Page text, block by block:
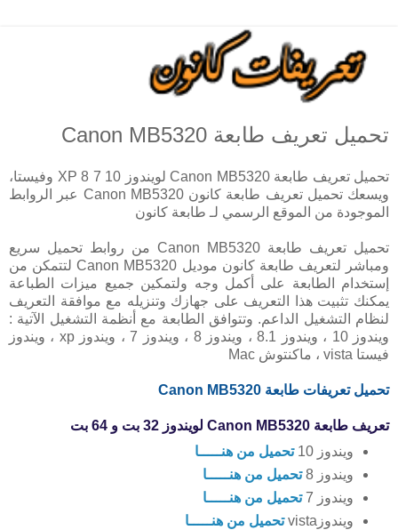
تحميل تعريف طابعة Canon MB5320
تحميل تعريف طابعة Canon MB5320 لويندوز 10 7 8 XP وفيستا،
ويسعك تحميل تعريف طابعة كانون Canon MB5320 عبر الروابط
الموجودة من الموقع الرسمي لـ طابعة كانون
تحميل تعريف طابعة Canon MB5320 من روابط تحميل سريع
ومباشر لتعريف طابعة كانون موديل Canon MB5320 لتتمكن من
إستخدام الطابعة على أكمل وجه ولتمكين جميع ميزات الطباعة
يمكنك تثبيت هذا التعريف على جهازك وتنزيله مع موافقة التعريف
لنظام التشغيل الداعم. وتتوافق الطابعة مع أنظمة التشغيل الآتية :
ويندوز 10 ، ويندوز 8.1 ، ويندوز 8 ، ويندوز 7 ، ويندوز xp ، ويندوز
فيستا vista ، ماكنتوش Mac
تحميل تعريفات طابعة Canon MB5320
تعريف طابعة Canon MB5320 لويندوز 32 بت و 64 بت
ويندوز 10
تحميل من هنـــــا
ويندوز 8
تحميل من هنـــــا
ويندوز 7
تحميل من هنـــــا
ويندوزvista
تحميل من هنـــــا